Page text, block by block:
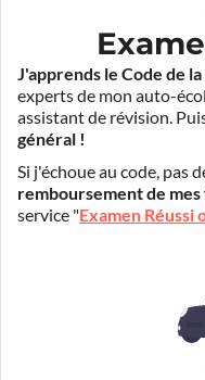
J'apprends le Code de la
experts de mon auto-
assistant de révision.
général !
Si j'échoue au code, pas
remboursement de
service "Examen Réussi